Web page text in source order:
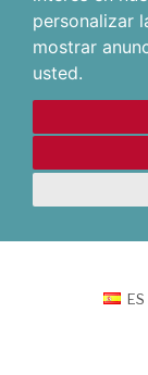
personalizar
mostrar
usted.
ES